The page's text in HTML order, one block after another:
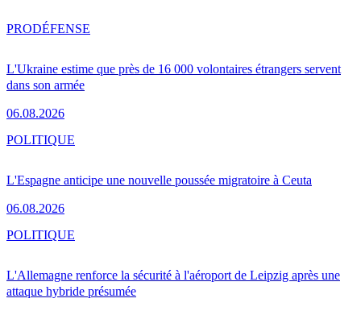
L'Ukraine estime que près de 16 000 volontaires étrangers servent
dans son armée
06.08.2026
PRODÉFENSE
L'Espagne anticipe une nouvelle poussée migratoire à Ceuta
06.08.2026
POLITIQUE
L'Allemagne renforce la sécurité à l'aéroport de Leipzig après une
attaque hybride présumée
POLITIQUE